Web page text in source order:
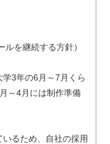
を継続する方針）
3年の6月～7月くら
～4月には制作準備
るため、自社の採用